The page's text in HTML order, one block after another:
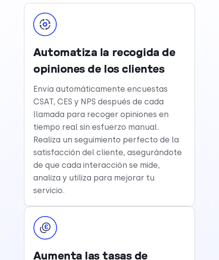
Automatiza la recogida de
opiniones de los clientes
Envía automáticamente encuestas
CSAT, CES y NPS después de cada
llamada para recoger opiniones en
tiempo real sin esfuerzo manual.
Realiza un seguimiento perfecto de la
satisfacción del cliente, asegurándote
de que cada interacción se mide,
analiza y utiliza para mejorar tu
servicio.
Aumenta las tasas de